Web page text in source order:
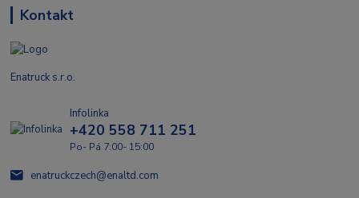
Kontakt
Enatruck s.r.o.
Infolinka
+420 558 711 251
Po- Pá 7:00- 15:00
enatruckczech@enaltd.com